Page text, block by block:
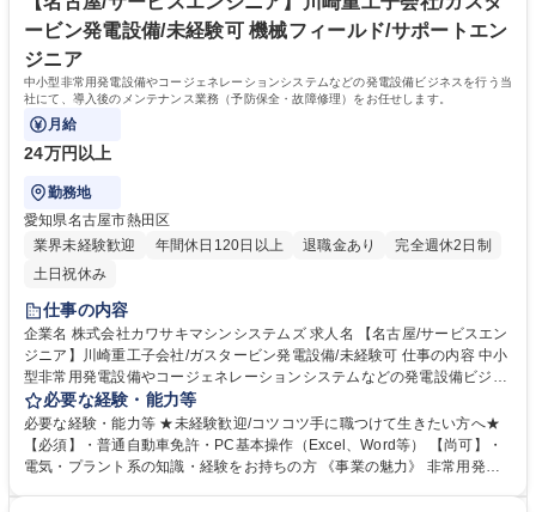
資格 学歴：大学院 大学 高専 短大 専修学校 高校 語学力： 資格：第一種運
転免許普通自動車 監理技術者
ービン発電設備/未経験可 機械フィールド/サポートエン
ジニア
中小型非常用発電設備やコージェネレーションシステムなどの発電設備ビジネスを行う当
社にて、導入後のメンテナンス業務（予防保全・故障修理）をお任せします。
月給
24万円以上
勤務地
愛知県名古屋市熱田区
業界未経験歓迎
年間休日120日以上 退職金あり
完全週休2日制
土日祝休み
仕事の内容
企業名 株式会社カワサキマシンシステムズ 求人名 【名古屋/サービスエン
ジニア】川崎重工子会社/ガスタービン発電設備/未経験可 仕事の内容 中小
型非常用発電設備やコージェネレーションシステムなどの発電設備ビジネ
スを行う当社にて、導入後のメンテナンス業務（予防保全・故障修理）を
お任せします。 川崎重工製のガスタービン発電設備などに関わる、導入後
のメンテナンス業務です。整備実務は協力会社と連携し、あなたは現場責
任者として現場管理、お客様との調整、協力会社への指揮監督が主な業務
必要な経験・能力等
必要な経験・能力等 ★未経験歓迎/コツコツ手に職つけて生きたい方へ★
【必須】・普通自動車免許・PC基本操作（Excel、Word等） 【尚可】・
電気・プラント系の知識・経験をお持ちの方 《事業の魅力》 非常用発電